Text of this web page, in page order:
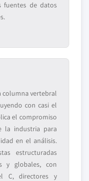
fuentes de datos
columna vertebral
con casi el
el compromiso
la industria para
en el análisis.
estructuradas
y globales, con
C, directores y